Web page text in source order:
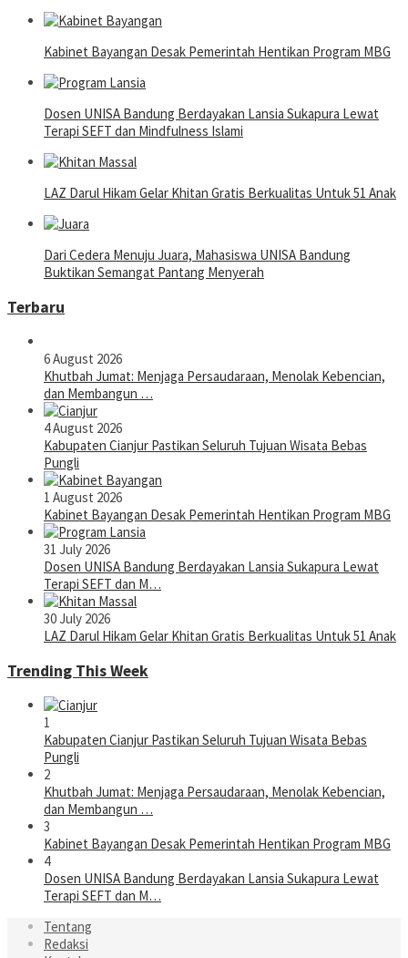
Kabinet Bayangan Desak Pemerintah Hentikan Program MBG
Dosen UNISA Bandung Berdayakan Lansia Sukapura Lewat
Terapi SEFT dan Mindfulness Islami
LAZ Darul Hikam Gelar Khitan Gratis Berkualitas Untuk 51 Anak
Dari Cedera Menuju Juara, Mahasiswa UNISA Bandung
Buktikan Semangat Pantang Menyerah
Terbaru
6 August 2026
Khutbah Jumat: Menjaga Persaudaraan, Menolak Kebencian,
dan Membangun …
4 August 2026
Kabupaten Cianjur Pastikan Seluruh Tujuan Wisata Bebas
Pungli
1 August 2026
Kabinet Bayangan Desak Pemerintah Hentikan Program MBG
31 July 2026
Dosen UNISA Bandung Berdayakan Lansia Sukapura Lewat
Terapi SEFT dan M…
30 July 2026
LAZ Darul Hikam Gelar Khitan Gratis Berkualitas Untuk 51 Anak
Trending This Week
1
Kabupaten Cianjur Pastikan Seluruh Tujuan Wisata Bebas
Pungli
2
Khutbah Jumat: Menjaga Persaudaraan, Menolak Kebencian,
dan Membangun …
3
Kabinet Bayangan Desak Pemerintah Hentikan Program MBG
4
Dosen UNISA Bandung Berdayakan Lansia Sukapura Lewat
Terapi SEFT dan M…
Tentang
Redaksi